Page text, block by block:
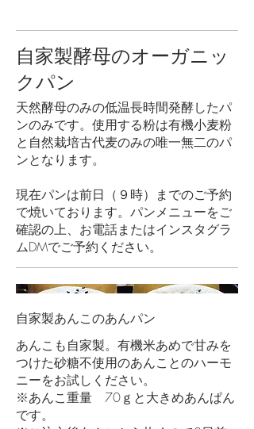
自家製酵母のオーガニッ
クパン
天然酵母のみの低温長時間発酵したパ
ンのみです。使用する粉は有機小麦粉
と自然栽培古代麦のみの唯一無二のパ
ンとなります。
現在パンは前日（９時）までのご予約
で焼いております。パンメニューをご
確認の上、お電話またはインスタグラ
ムDMでご予約ください。
自家製あんこのあんパン
あんこも自家製。有機米あめで甘みを
つけた砂糖不使用のあんことのハーモ
ニーをお試しください。
※あんこ重量 70ｇと大きめあんぱん
です。